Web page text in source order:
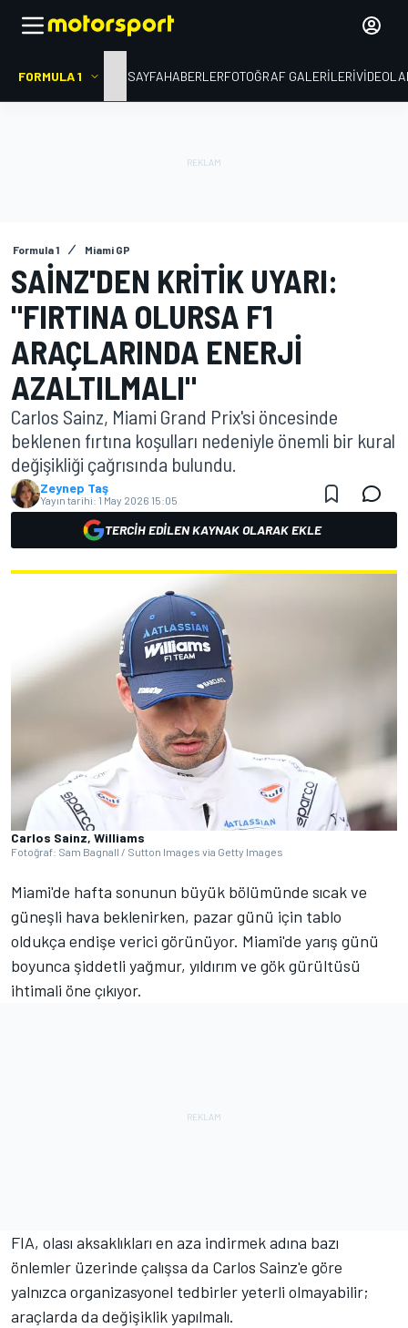
FORMULA 1 ANA SAYFAHABERLERFOTOĞRAF GALERILERI
Formula 1 Miami GP
SAINZ'DEN KRITIK UYARI:
"FIRTINA OLURSA F1
ARAÇLARINDA ENERJI
AZALTILMALI"
Carlos Sainz, Miami Grand Prix'si öncesinde
beklenen fırtına koşulları nedeniyle önemli bir kural
değişikliği çağrısında bulundu.
Zeynep Taş
Yayın tarihi: 1 May 2026 15:05
TERCIH EDILEN KAYNAK OLARAK EKLE
Carlos Sainz, Williams
Fotoğraf: Sam Bagnall / Sutton Images via Getty Images
Miami'de hafta sonunun büyük bölümünde sıcak ve
güneşli hava beklenirken, pazar günü için tablo
oldukça endişe verici görünüyor. Miami'de yarış günü
boyunca şiddetli yağmur, yıldırım ve gök gürültüsü
ihtimali öne çıkıyor.
FIA, olası aksaklıkları en aza indirmek adına bazı
önlemler üzerinde çalışsa da Carlos Sainz'e göre
yalnızca organizasyonel tedbirler yeterli olmayabilir;
araçlarda da değişiklik yapılmalı.